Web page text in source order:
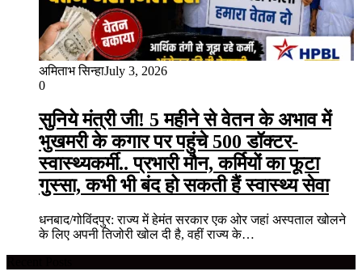
अमिताभ सिन्हाJuly 3, 2026
0
सुनिये मंत्री जी! 5 महीने से वेतन के अभाव में
भुखमरी के कगार पर पहुंचे 500 डॉक्टर-
स्वास्थ्यकर्मी.. प्रभारी मौन, कर्मियों का फूटा
गुस्सा, कभी भी बंद हो सकती हैं स्वास्थ्य सेवा
धनबाद/गोविंदपुर: राज्य में हेमंत सरकार एक ओर जहां अस्पताल खोलने
के लिए अपनी तिजोरी खोल दी है, वहीं राज्य के…